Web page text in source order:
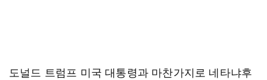
도널드 트럼프 미국 대통령과 마찬가지로 네타냐후